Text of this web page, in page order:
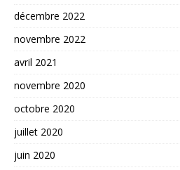
décembre 2022
novembre 2022
avril 2021
novembre 2020
octobre 2020
juillet 2020
juin 2020